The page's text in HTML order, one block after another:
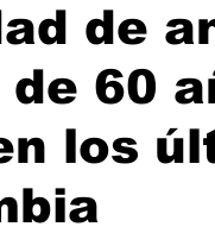
de
de 60
los